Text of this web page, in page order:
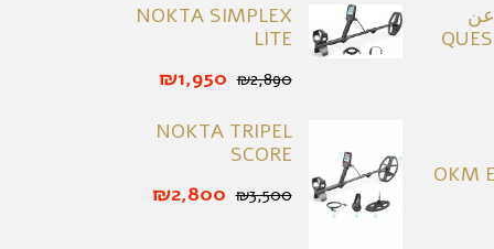
OKM
NOKTA SIMPLEX
LITE
₪2,890
₪1,950
NOKTA TRIPEL
SCORE
₪3,500
₪2,800